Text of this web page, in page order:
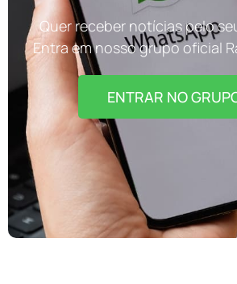
Quer receber notícias pelo
Entra em nosso grupo oficial
ENTRAR NO